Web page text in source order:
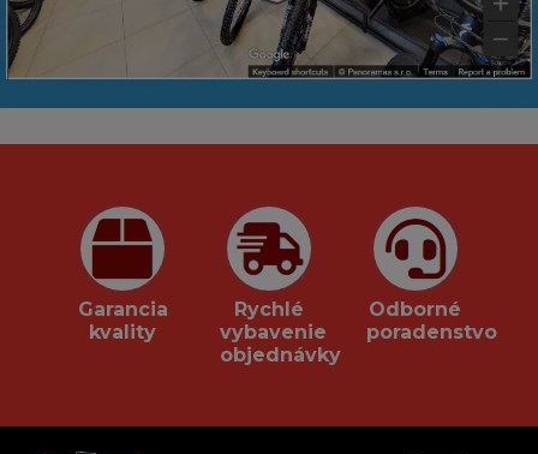
Garancia
kvality
Rychlé
vybavenie
objednávky
Odborné
poradenstvo